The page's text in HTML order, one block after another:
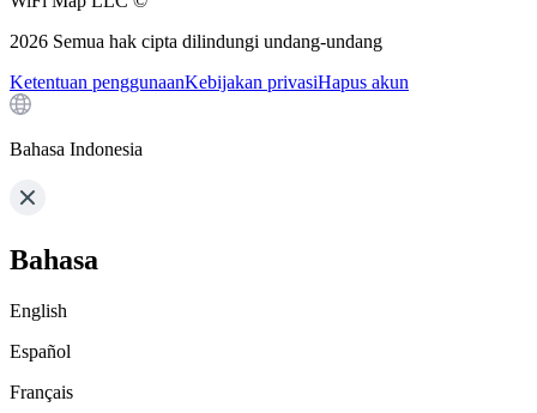
2026 Semua hak cipta dilindungi undang-undang
Ketentuan penggunaanKebijakan privasiHapus akun
Bahasa Indonesia
Bahasa
English
Español
Français